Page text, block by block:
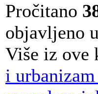
Pročitano
objavljeno u
Više iz ove
i